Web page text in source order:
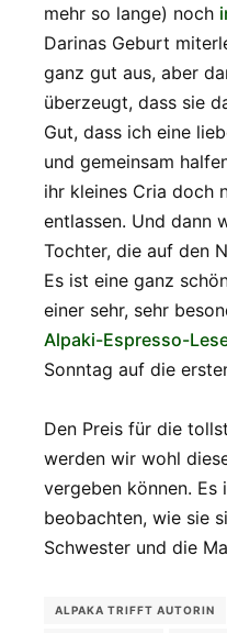
mehr so lange) noch
Darinas Geburt
ganz gut aus, aber
überzeugt, dass sie
Gut, dass ich eine
und gemeinsam
ihr kleines Cria doch
entlassen. Und dann
Tochter, die auf den
Es ist eine ganz
einer sehr, sehr
Alpaki-Espresso-
Sonntag auf die
Den Preis für die
werden wir wohl
vergeben können.
beobachten, wie sie
Schwester und die
ALPAKA TRIFFT AUTORIN